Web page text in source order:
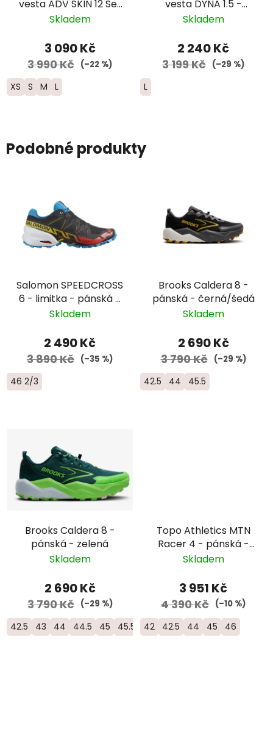
vesta ADV SKIN 12 Set
- červená 2025
Skladem
3 090 Kč
3 990 Kč (–22 %)
XS S M L
vesta DYNA 1.5 -
dámská - šedá
Skladem
2 240 Kč
3 199 Kč (–29 %)
L
Podobné produkty
Salomon SPEEDCROSS
6 - limitka - pánská -
černá/modrá/
Skladem
2 490 Kč
3 890 Kč (–35 %)
46 2/3
Brooks Caldera 8 -
pánská - černá/šedá
Skladem
2 690 Kč
3 790 Kč (–29 %)
42.5 44 45.5
Brooks Caldera 8 -
pánská - zelená
Skladem
2 690 Kč
3 790 Kč (–29 %)
42.5 43 44 44.5 45 45.5
Topo Athletics MTN
Racer 4 - pánská -
modrá/oranžová
Skladem
3 951 Kč
4 390 Kč (–10 %)
42 42.5 44 45 46